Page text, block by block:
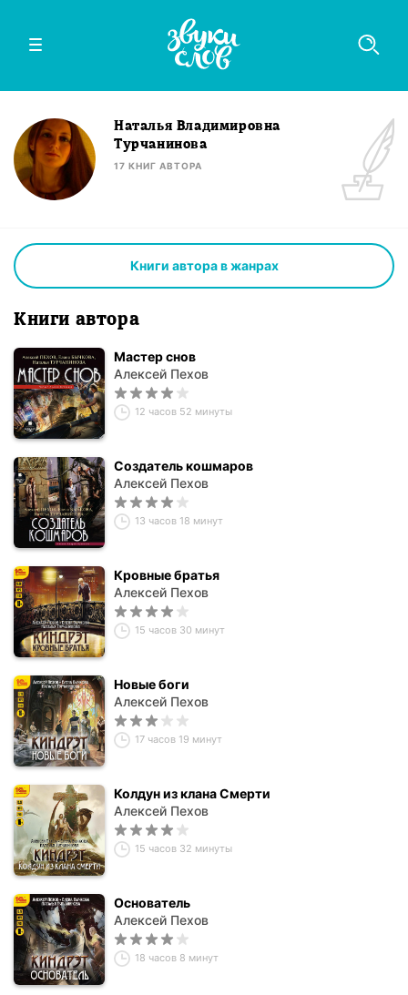
Наталья Владимировна
Турчанинова
17 КНИГ АВТОРА
Книги автора в жанрах
Книги автора
Мастер снов
Алексей Пехов
12 часов 52 минуты
Создатель кошмаров
Алексей Пехов
13 часов 18 минут
Кровные братья
Алексей Пехов
15 часов 30 минут
Новые боги
Алексей Пехов
17 часов 19 минут
Колдун из клана Смерти
Алексей Пехов
15 часов 32 минуты
Основатель
Алексей Пехов
18 часов 8 минут